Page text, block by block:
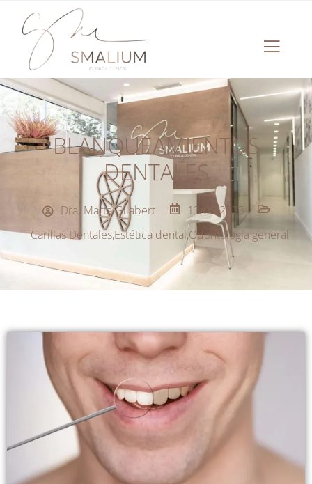
BLANQUEAMIENTOS
DENTALES
Dra. Marta Gilabert
13/06/2023
Carillas Dentales,Estética dental,Odontología general